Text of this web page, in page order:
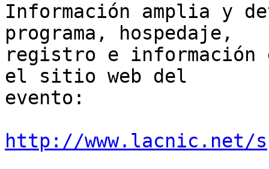
Información amplia y
programa, hospedaje,
registro e información
el sitio web del
evento:
http://www.lacnic.net/